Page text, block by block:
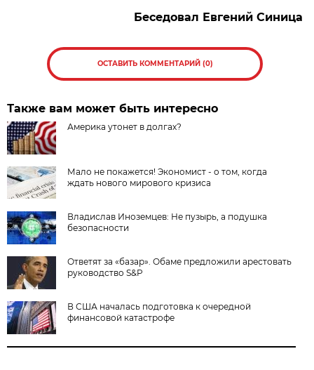
Беседовал Евгений Синица
ОСТАВИТЬ КОММЕНТАРИЙ (0)
Также вам может быть интересно
Америка утонет в долгах?
Мало не покажется! Экономист - о том, когда
ждать нового мирового кризиса
Владислав Иноземцев: Не пузырь, а подушка
безопасности
Ответят за «базар». Обаме предложили арестовать
руководство S&P
В США началась подготовка к очередной
финансовой катастрофе